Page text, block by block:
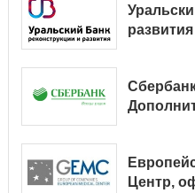
развития
Центр,